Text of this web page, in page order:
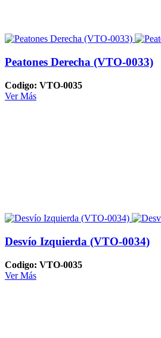
Peatones Derecha (VTO-0033)
Codigo: VTO-0035
Ver Más
Desvío Izquierda (VTO-0034)
Codigo: VTO-0035
Ver Más